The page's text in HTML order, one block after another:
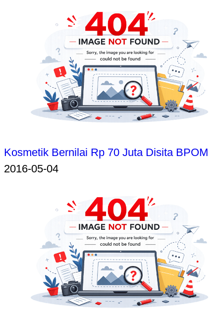
Kosmetik Bernilai Rp 70 Juta Disita BPOM
2016-05-04